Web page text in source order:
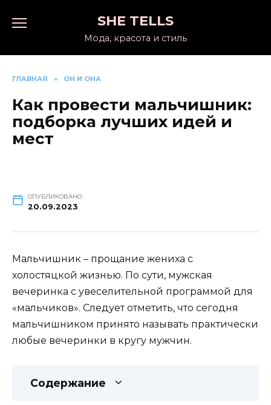
SHE TELLS
Мода, красота и стиль
ГЛАВНАЯ » ОН И ОНА
Как провести мальчишник:
подборка лучших идей и
мест
ОПУБЛИКОВАНО
20.09.2023
Мальчишник – прощание жениха с
холостяцкой жизнью. По сути, мужская
вечеринка с увеселительной программой для
«мальчиков». Следует отметить, что сегодня
мальчишником принято называть практически
любые вечеринки в кругу мужчин.
Содержание